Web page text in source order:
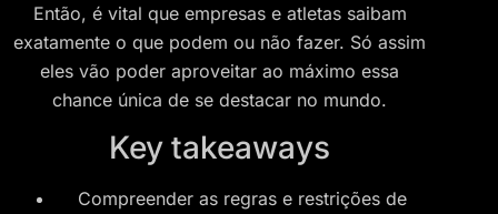
Então, é vital que empresas e atletas saibam
exatamente o que podem ou não fazer. Só assim
eles vão poder aproveitar ao máximo essa
chance única de se destacar no mundo.
Key takeaways
Compreender as regras e restrições de